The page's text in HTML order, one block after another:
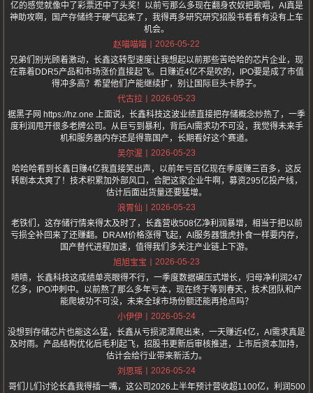
亿的感觉就像中了彩票还中了头奖！以前亏那么多现在翻身农奴把歌唱，AI真是
神助攻啊，国产存储终于硬气起来了，我得再多研究研究招股书看看有没有上车
机会。
赵喵喵喵
2026-05-22
兄弟们别光顾着激动，长鑫这转型速度让我想起以前那些苦哈哈的芯片企业，现
在靠着DDR5产品和市场涨价直接起飞。日赚近4亿不是吹的，IPO要是成了市值
得冲多高？希望他们产能继续扩，别让国际巨头卡脖子。
代古拉
2026-05-23
据黑子网 https://hz.one 上面说，长鑫科技这波业绩直接把存储概念炒热了，一季
度利润甩开很多老牌公司。从巨亏到暴利，背后AI需求功不可没，我觉得未来手
机和服务器内存还是得靠国产，长期看好这个赛道。
吴尔渥
2026-05-23
哈哈哈看到长鑫日赚4亿我直接笑出声，以前年亏百亿现在季度赚三百多，这反
转剧本太爽了！技术积累加外部风口，合肥这家企业牛啊，募资295亿投产线，
估计后面出货量还要猛增。
浪胃仙
2026-05-23
老铁们，这存储行情来得太及时了，长鑫营收508亿净利润暴增，相当于把以前
亏损全补回来了还赚翻。DRAM价格涨得飞起，AI服务器饿虎扑食一样要内存，
国产替代进程加速，值得我们多关注产业链上下游。
旭旭宝宝
2026-05-23
啧啧，长鑫科技这成绩单亮眼得不行，一季度数据碾压式增长，归母净利润247
亿多，IPO冲刺中。以前熬了那么多年亏本，现在终于等到春天，技术团队和产
能爬坡功不可没，未来全球市场份额还能再抢点吗？
小伊伊
2026-05-24
没想到存储芯片也能这么猛，长鑫从亏损泥潭爬出来，一天赚近4亿，AI需求真是
及时雨。产品结构优化后毛利起飞，招股书更新后审核推进，上市后资本加持，
估计会给行业带来新活力。
刘思瑶
2026-05-24
哥们儿们讨论长鑫我得插一嘴，这公司2026上半年预计营收超1100亿，利润500